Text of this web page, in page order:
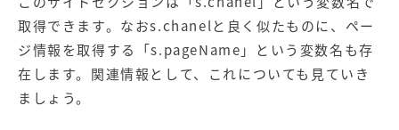
取得できます。なおs.chanelと良く似たものに、ペー
ジ情報を取得する「s.pageName」という変数名も存
在します。関連情報として、これについても見ていき
ましょう。